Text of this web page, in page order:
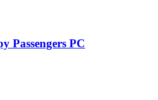
Passengers PC